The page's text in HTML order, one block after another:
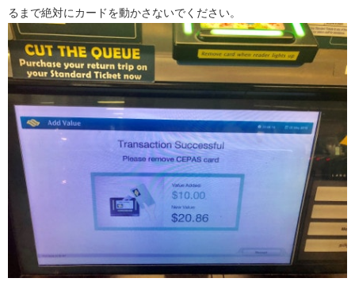
るまで絶対にカードを動かさないでください。